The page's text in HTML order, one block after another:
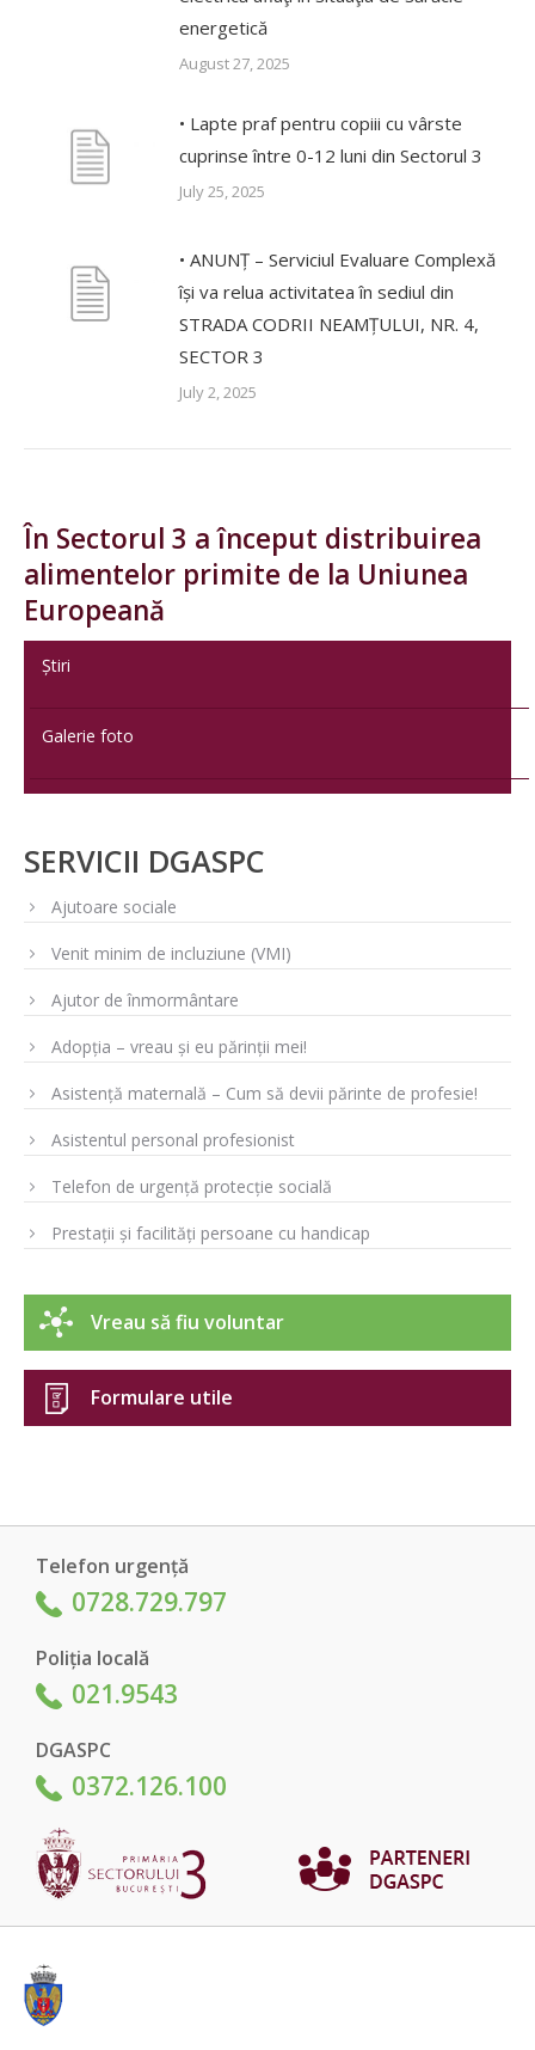
energetică
August 27, 2025
• Lapte praf pentru copiii cu vârste
cuprinse între 0-12 luni din Sectorul 3
July 25, 2025
• ANUNȚ – Serviciul Evaluare Complexă
își va relua activitatea în sediul din
STRADA CODRII NEAMȚULUI, NR. 4,
SECTOR 3
July 2, 2025
În Sectorul 3 a început distribuirea
alimentelor primite de la Uniunea
Europeană
Știri
Galerie foto
SERVICII DGASPC
Ajutoare sociale
Venit minim de incluziune (VMI)
Ajutor de înmormântare
Adopția – vreau și eu părinții mei!
Asistență maternală – Cum să devii părinte de profesie!
Asistentul personal profesionist
Telefon de urgență protecție socială
Prestații și facilități persoane cu handicap
Vreau să fiu voluntar
Formulare utile
Telefon urgență
0728.729.797
Poliția locală
021.9543
DGASPC
0372.126.100